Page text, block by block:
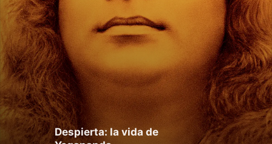
Despierta: la vida de